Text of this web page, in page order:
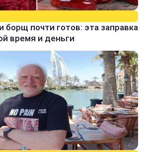
борщ почти готов: эта заправка
время и деньги